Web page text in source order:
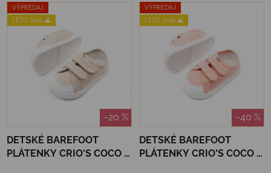
VÝPREDAJ
LETO 2026 🌊
–20 %
DETSKÉ BAREFOOT
PLÁTENKY CRIO'S COCO -
VÝPREDAJ
LETO 2026 🌊
–40 %
DETSKÉ BAREFOOT
PLÁTENKY CRIO'S COCO -